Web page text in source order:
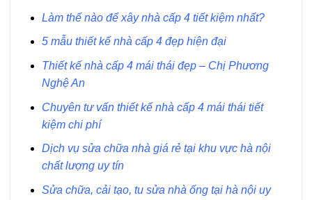
Làm thế nào để xây nhà cấp 4 tiết kiệm nhất?
5 mẫu thiết kế nhà cấp 4 đẹp hiện đại
Thiết kế nhà cấp 4 mái thái đẹp – Chị Phương
Nghệ An
Chuyên tư vấn thiết kế nhà cấp 4 mái thái tiết
kiệm chi phí
Dịch vụ sửa chữa nhà giá rẻ tại khu vực hà nội
chất lượng uy tín
Sửa chữa, cải tạo, tu sửa nhà ống tại hà nội uy